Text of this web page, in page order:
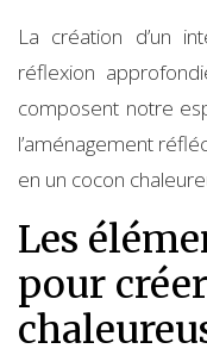
La création d’un
réflexion
composent notre
l’aménagement
en un cocon
Les
pour